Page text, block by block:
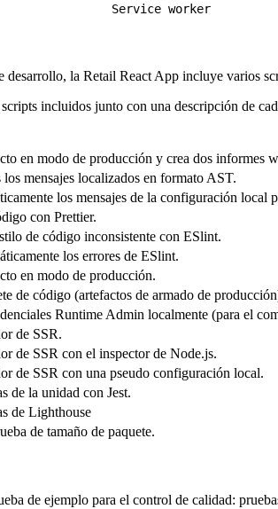
Service worker
desarrollo, la Retail React App incluye varios
incluidos junto con una descripción de
en modo de producción y crea dos informes
mensajes localizados en formato AST.
los mensajes de la configuración local
con Prettier.
de código inconsistente con ESlint.
los errores de ESlint.
en modo de producción.
de código (artefactos de armado de
Runtime Admin localmente (para el
de SSR.
de SSR con el inspector de Node.js.
de SSR con una pseudo configuración local.
de la unidad con Jest.
de Lighthouse
de tamaño de paquete.
de ejemplo para el control de calidad: